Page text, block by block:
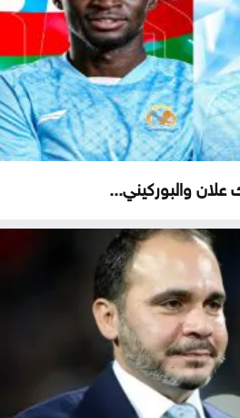
والبوركيني...